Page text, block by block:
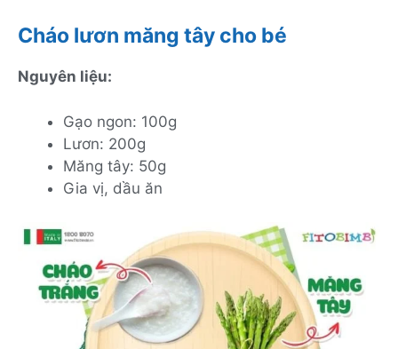
Cháo lươn măng tây cho bé
Nguyên liệu:
Gạo ngon: 100g
Lươn: 200g
Măng tây: 50g
Gia vị, dầu ăn